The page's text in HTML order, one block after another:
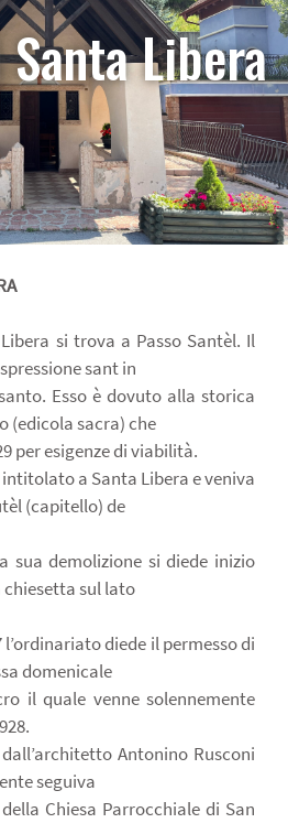
Libera
si trova a Passo Santèl. Il
sant in
Esso è dovuto alla storica
(edicola sacra) che
per esigenze di viabilità.
a Santa Libera e veniva
(capitello) de
sua demolizione si diede inizio
sul lato
diede il permesso di
domenicale
il quale venne solennemente
Antonino Rusconi
seguiva
Chiesa Parrocchiale di San